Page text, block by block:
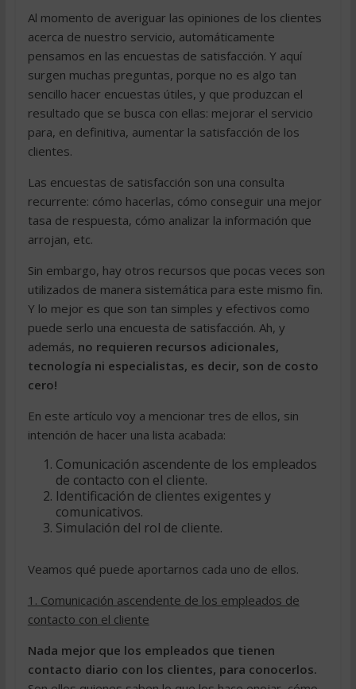
Al momento de averiguar las opiniones de los clientes
acerca de nuestro servicio, automáticamente
pensamos en las encuestas de satisfacción. Y aquí
surgen muchas preguntas, porque no es algo tan
sencillo hacer encuestas útiles, y que produzcan el
resultado que se busca con ellas: mejorar el servicio
para, en definitiva, aumentar la satisfacción de los
clientes.
Las encuestas de satisfacción son una consulta
recurrente: cómo hacerlas, cómo conseguir una mejor
tasa de respuesta, cómo analizar la información que
arrojan, etc.
Sin embargo, hay otros recursos que pocas veces son
utilizados de manera sistemática para este mismo fin.
Y lo mejor es que son tan simples y efectivos como
puede serlo una encuesta de satisfacción. Ah, y
además, no requieren recursos adicionales,
tecnología ni especialistas, es decir, son de costo
cero!
En este artículo voy a mencionar tres de ellos, sin
intención de hacer una lista acabada:
Comunicación ascendente de los empleados
de contacto con el cliente.
Identificación de clientes exigentes y
comunicativos.
Simulación del rol de cliente.
Veamos qué puede aportarnos cada uno de ellos.
1. Comunicación ascendente de los empleados de
contacto con el cliente
Nada mejor que los empleados que tienen
contacto diario con los clientes, para conocerlos.